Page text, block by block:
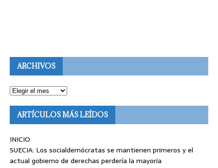
ARCHIVOS
ARTÍCULOS MÁS LEÍDOS
INICIO
SUECIA: Los socialdemócratas se mantienen primeros y el
actual gobierno de derechas perdería la mayoría